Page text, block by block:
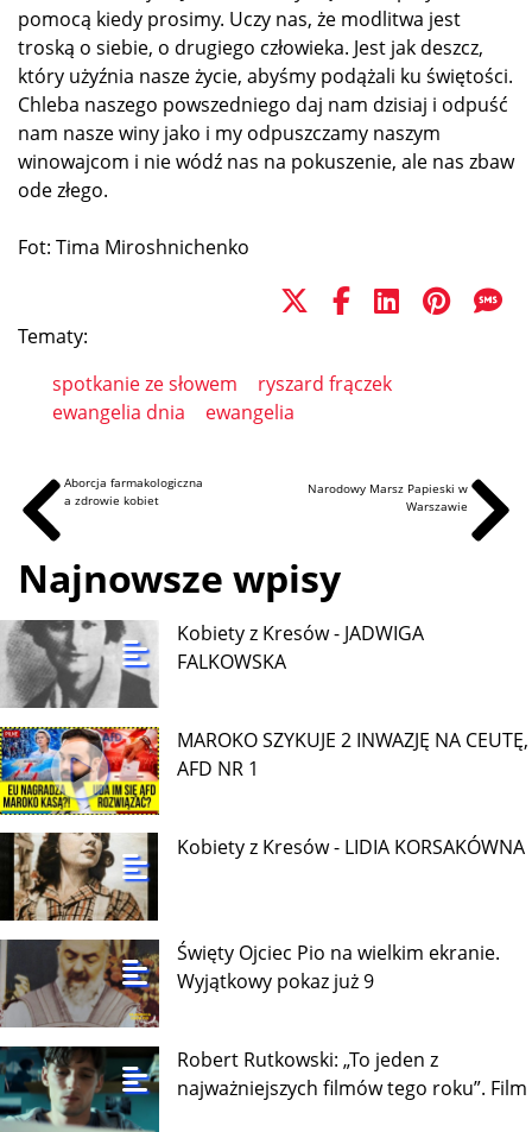
pomocą kiedy prosimy. Uczy nas, że modlitwa jest
troską o siebie, o drugiego człowieka. Jest jak deszcz,
który użyźnia nasze życie, abyśmy podążali ku świętości.
Chleba naszego powszedniego daj nam dzisiaj i odpuść
nam nasze winy jako i my odpuszczamy naszym
winowajcom i nie wódź nas na pokuszenie, ale nas zbaw
ode złego.
Fot: Tima Miroshnichenko
Tematy:
spotkanie ze słowem
ryszard frączek
ewangelia dnia
ewangelia
Aborcja farmakologiczna
a zdrowie kobiet
Narodowy Marsz Papieski w
Warszawie
Najnowsze wpisy
Kobiety z Kresów - JADWIGA
FALKOWSKA
MAROKO SZYKUJE 2 INWAZJĘ NA CEUTĘ,
AFD NR 1
Kobiety z Kresów - LIDIA KORSAKÓWNA
Święty Ojciec Pio na wielkim ekranie.
Wyjątkowy pokaz już 9
Robert Rutkowski: „To jeden z
najważniejszych filmów tego roku”. Film